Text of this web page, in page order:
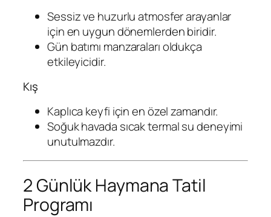
Sessiz ve huzurlu atmosfer arayanlar
için en uygun dönemlerden biridir.
Gün batımı manzaraları oldukça
etkileyicidir.
Kış
Kaplıca keyfi için en özel zamandır.
Soğuk havada sıcak termal su deneyimi
unutulmazdır.
2 Günlük Haymana Tatil
Programı